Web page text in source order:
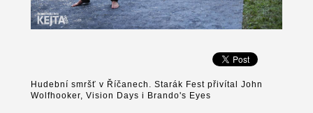
Hudební smršť v Říčanech. Starák Fest přivítal John
Wolfhooker, Vision Days i Brando's Eyes